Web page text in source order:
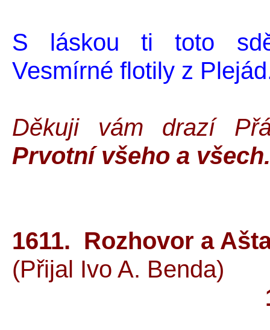
S láskou ti toto
Vesmírné flotily z
Děkuji vám drazí
Prvotní všeho a všech.
1611. Rozhovor a
(Přijal Ivo A. Benda)